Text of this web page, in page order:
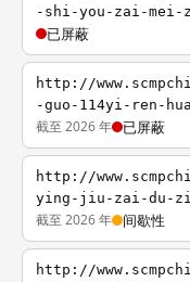
-shi-you-zai-
已屏蔽
http://
-guo-114yi-ren-
截至 2026 年 已屏蔽
http://
ying-jiu-zai-du-
截至 2026 年 间歇性
http://